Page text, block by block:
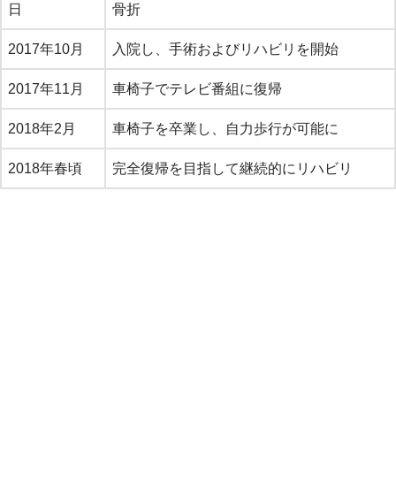
日
骨折
2017年10月 入院し、手術およびリハビリを開始
2017年11月 車椅子でテレビ番組に復帰
2018年2月 車椅子を卒業し、自力歩行が可能に
2018年春頃 完全復帰を目指して継続的にリハビリ